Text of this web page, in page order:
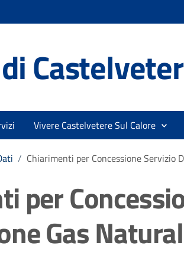
Vivere Castelvetere Sul Calore
/ Chiarimenti per Concessione Servizio
per
Gas